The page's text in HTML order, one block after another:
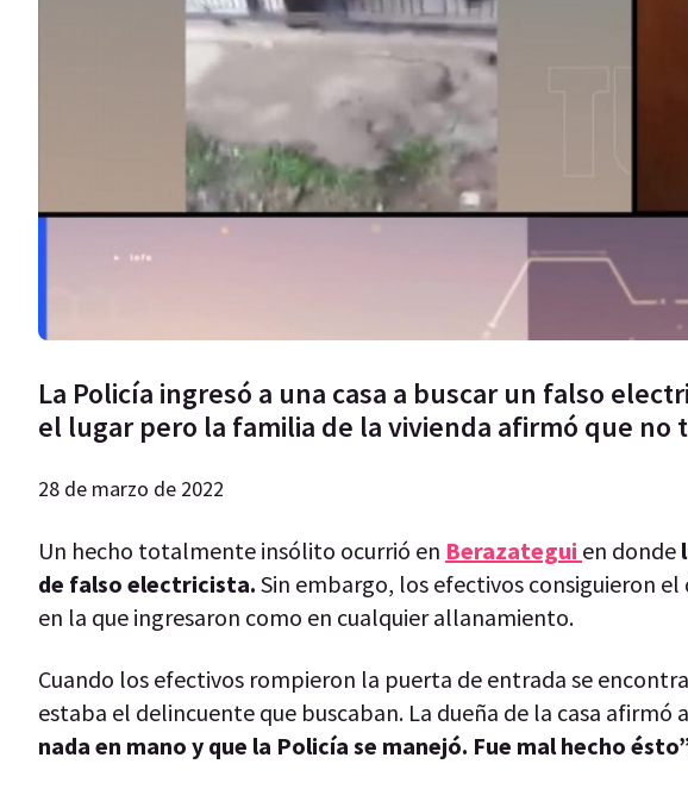
La Policía ingresó a una casa a buscar un falso
el lugar pero la familia de la vivienda afirmó que
28 de marzo de 2022
Un hecho totalmente insólito ocurrió en Berazategui en donde
de falso electricista. Sin embargo, los efectivos consiguieron
en la que ingresaron como en cualquier allanamiento.
Cuando los efectivos rompieron la puerta de entrada se
estaba el delincuente que buscaban. La dueña de la casa afirmó
nada en mano y que la Policía se manejó. Fue mal hecho